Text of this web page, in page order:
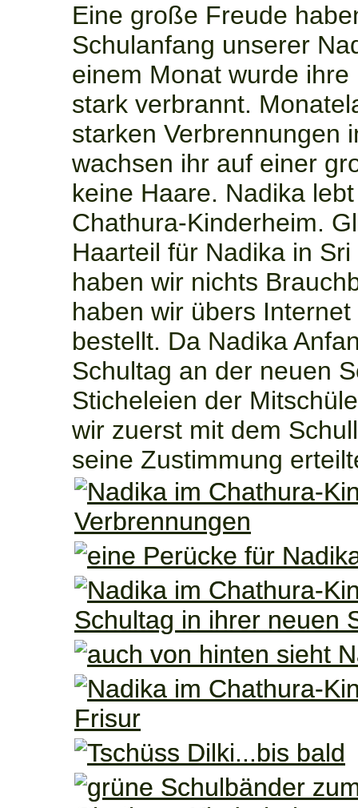
Eine große Freude
Schulanfang unserer
einem Monat wurde
stark verbrannt.
starken Verbrennungen
wachsen ihr auf einer
keine Haare. Nadika
Chathura-Kinderheim.
Haarteil für Nadika in
haben wir nichts
haben wir übers
bestellt. Da Nadika
Schultag an der neuen
Sticheleien der
wir zuerst mit dem
seine Zustimmung